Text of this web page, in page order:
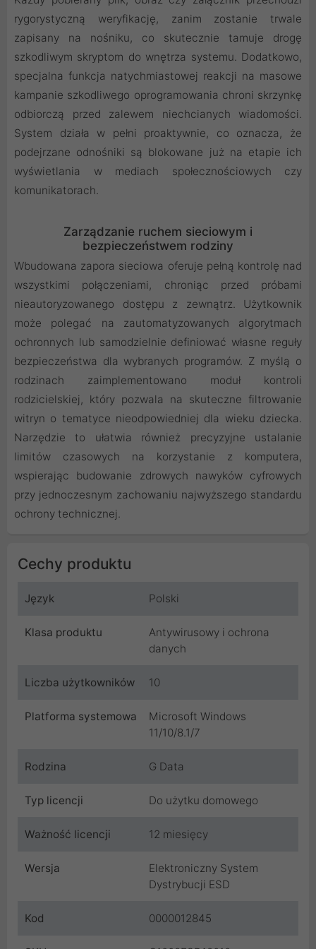
rygorystyczną weryfikację, zanim zostanie trwale
zapisany na nośniku, co skutecznie tamuje drogę
szkodliwym skryptom do wnętrza systemu. Dodatkowo,
specjalna funkcja natychmiastowej reakcji na masowe
kampanie szkodliwego oprogramowania chroni skrzynkę
odbiorczą przed zalewem niechcianych wiadomości.
System działa w pełni proaktywnie, co oznacza, że
podejrzane odnośniki są blokowane już na etapie ich
wyświetlania w mediach społecznościowych czy
komunikatorach.
Zarządzanie ruchem sieciowym i
bezpieczeństwem rodziny
Wbudowana zapora sieciowa oferuje pełną kontrolę nad
wszystkimi połączeniami, chroniąc przed próbami
nieautoryzowanego dostępu z zewnątrz. Użytkownik
może polegać na zautomatyzowanych algorytmach
ochronnych lub samodzielnie definiować własne reguły
bezpieczeństwa dla wybranych programów. Z myślą o
rodzinach zaimplementowano moduł kontroli
rodzicielskiej, który pozwala na skuteczne filtrowanie
witryn o tematyce nieodpowiedniej dla wieku dziecka.
Narzędzie to ułatwia również precyzyjne ustalanie
limitów czasowych na korzystanie z komputera,
wspierając budowanie zdrowych nawyków cyfrowych
przy jednoczesnym zachowaniu najwyższego standardu
ochrony technicznej.
Cechy produktu
Język Polski
Klasa produktu
Antywirusowy i ochrona
danych
Liczba użytkowników 10
Platforma systemowa
Microsoft Windows
11/10/8.1/7
Rodzina G Data
Typ licencji Do użytku domowego
Ważność licencji 12 miesięcy
Wersja
Elektroniczny System
Dystrybucji ESD
Kod 0000012845